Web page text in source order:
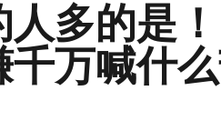
人多的是
万喊什么